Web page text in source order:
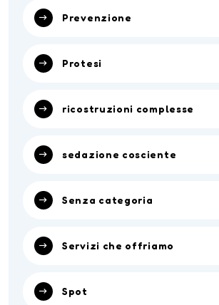
Prevenzione
Protesi
ricostruzioni complesse
sedazione cosciente
Senza categoria
Servizi che offriamo
Spot